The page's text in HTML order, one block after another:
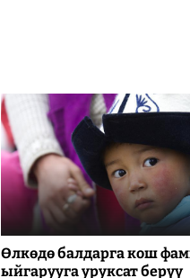
Өлкөдө балдарга кош
ыйгарууга уруксат берүү